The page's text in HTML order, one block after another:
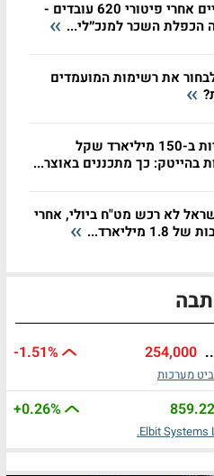
שבועיים אחרי פיטורי 620 עובדים -
הכפלת השכר למנכ״לי...
את רשימות המועמדים
אופציות ב-150 מיליארד שקל
בהייטק: כך מתכננים באוצר...
לא רכש מט"ח ביולי, אחרי
מיליארד...
254,000
-1.51%
מערכות
859.22
+0.26%